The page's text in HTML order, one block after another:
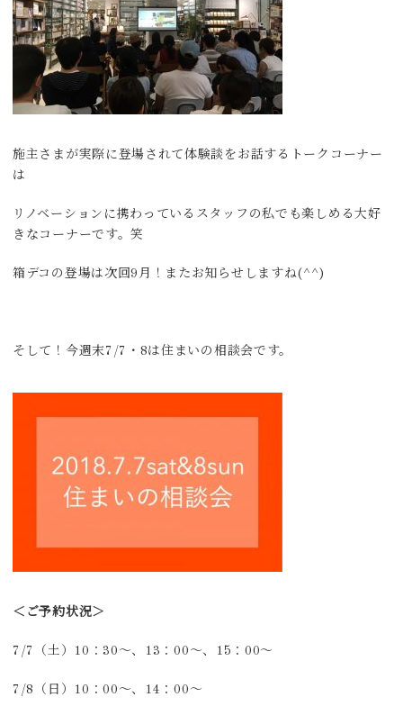
施主さまが実際に登場されて体験談をお話するトークコーナー
は
リノベーションに携わっているスタッフの私でも楽しめる大好
きなコーナーです。笑
箱デコの登場は次回9月！またお知らせしますね(^^)
そして！今週末7/7・8は住まいの相談会です。
＜ご予約状況＞
7/7（土）10：30～、13：00～、15：00～
7/8（日）10：00～、14：00～